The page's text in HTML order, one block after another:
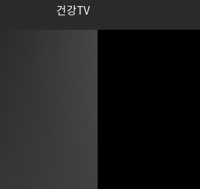
건강TV